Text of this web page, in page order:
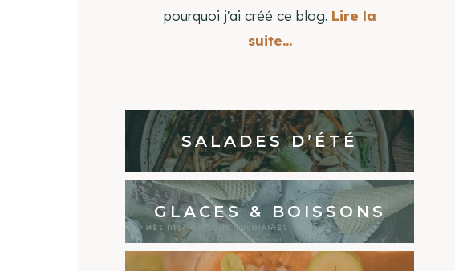
pourquoi j'ai créé ce blog. Lire la
suite...
SALADES D’ÉTÉ
GLACES & BOISSONS